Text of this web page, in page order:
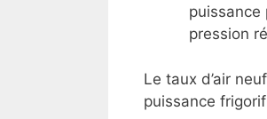
puissance
pression
Le taux d’air
puissance